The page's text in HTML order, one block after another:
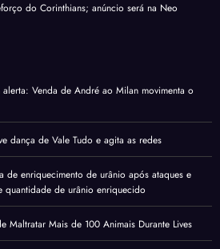
do Corinthians; anúncio será na Neo
alerta: Venda de André ao Milan movimenta o
dança de Vale Tudo e agita as redes
de enriquecimento de urânio após ataques e
quantidade de urânio enriquecido
Maltratar Mais de 100 Animais Durante Lives